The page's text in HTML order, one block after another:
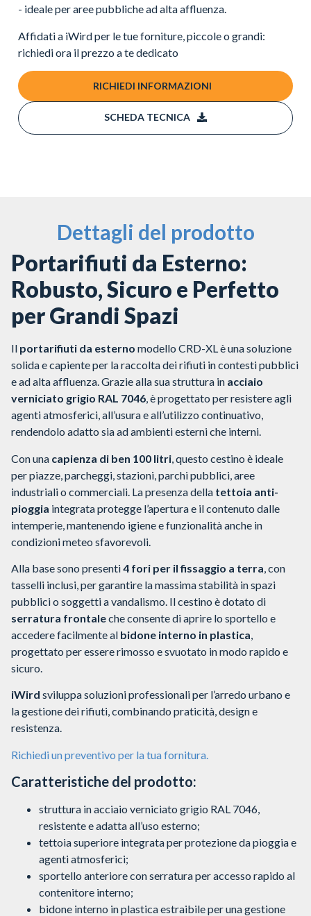
- ideale per aree pubbliche ad alta affluenza.
Affidati a iWird per le tue forniture, piccole o grandi:
richiedi ora il prezzo a te dedicato
RICHIEDI INFORMAZIONI
SCHEDA TECNICA
Dettagli del prodotto
Portarifiuti da Esterno:
Robusto, Sicuro e Perfetto
per Grandi Spazi
Il portarifiuti da esterno modello CRD-XL è una soluzione
solida e capiente per la raccolta dei rifiuti in contesti pubblici
e ad alta affluenza. Grazie alla sua struttura in acciaio
verniciato grigio RAL 7046, è progettato per resistere agli
agenti atmosferici, all’usura e all’utilizzo continuativo,
rendendolo adatto sia ad ambienti esterni che interni.
Con una capienza di ben 100 litri , questo cestino è ideale
per piazze, parcheggi, stazioni, parchi pubblici, aree
industriali o commerciali. La presenza della tettoia anti-
pioggia integrata protegge l’apertura e il contenuto dalle
intemperie, mantenendo igiene e funzionalità anche in
condizioni meteo sfavorevoli.
Alla base sono presenti4 fori per il fissaggio a terra, con
tasselli inclusi, per garantire la massima stabilità in spazi
pubblici o soggetti a vandalismo. Il cestino è dotato di
serratura frontaleche consente di aprire lo sportello e
accedere facilmente al bidone interno in plastica,
progettato per essere rimosso e svuotato in modo rapido e
sicuro.
iWird sviluppa soluzioni professionali per l’arredo urbano e
la gestione dei rifiuti, combinando praticità, design e
resistenza.
Richiedi un preventivo per la tua fornitura.
Caratteristiche del prodotto:
struttura in acciaio verniciato grigio RAL 7046,
resistente e adatta all’uso esterno;
tettoia superiore integrata per protezione da pioggia e
agenti atmosferici;
sportello anteriore con serratura per accesso rapido al
contenitore interno;
bidone interno in plastica estraibile per una gestione